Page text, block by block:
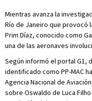
Mientras avanza la
Río de Janeiro que provocó
Prim Díaz, conocido como
una de las aeronaves
Según informó el portal G1,
identificado como PP-MAC
Agencia Nacional de
sobre Oswaldo de Luca